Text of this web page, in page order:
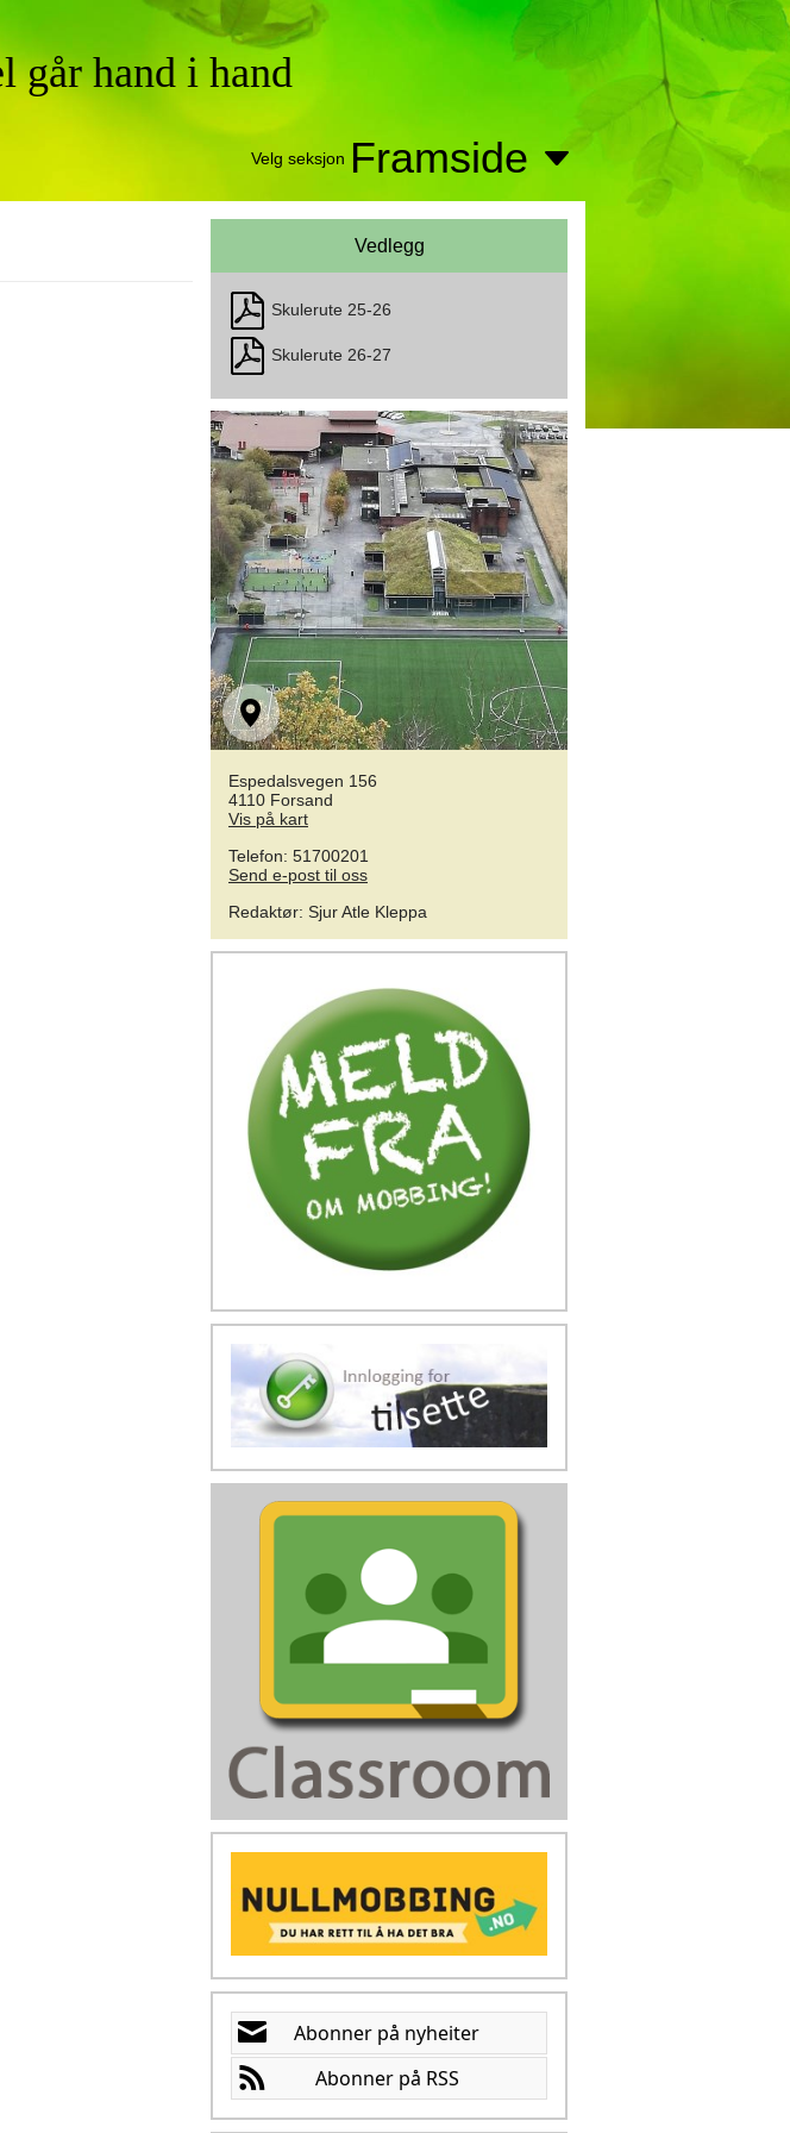
går hand i hand
Velg seksjon Framside
Vedlegg
Skulerute 25-26
Skulerute 26-27
Espedalsvegen 156
4110 Forsand
Vis på kart
Telefon: 51700201
Send e-post til oss
Redaktør: Sjur Atle Kleppa